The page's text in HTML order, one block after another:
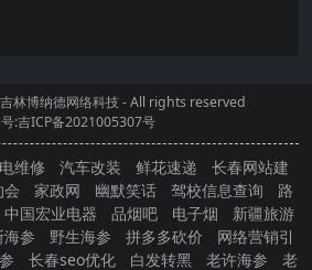
吉林博纳德网络科技- All rights reserved
:吉ICP备2021005307号
维修 汽车改装 鲜花速递
长春网站建
会 家政网 幽默笑话 驾校信息查询
路
中国宏业电器 品烟吧 电子烟
新疆旅游
参 野生海参 拼多多砍价
网络营销引
长春seo优化 白发转黑 老许海参 老